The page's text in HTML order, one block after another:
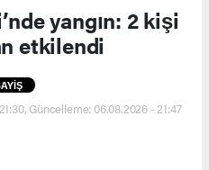
yangın: 2 kişi
etkilendi
Güncelleme: 06.08.2026 - 21:47